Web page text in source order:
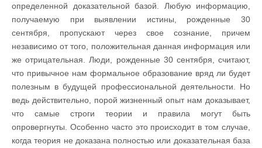
определенной доказательной базой. Любую информацию,
получаемую при выявлении истины, рожденные 30
сентября, пропускают через свое сознание, причем
независимо от того, положительная данная информация или
же отрицательная. Люди, рожденные 30 сентября, считают,
что привычное нам формальное образование вряд ли будет
полезным в будущей профессиональной деятельности. Но
ведь действительно, порой жизненный опыт нам доказывает,
что самые строги теории и правила могут быть
опровергнуты. Особенно часто это происходит в том случае,
когда теория не доказана полностью или доказательная база